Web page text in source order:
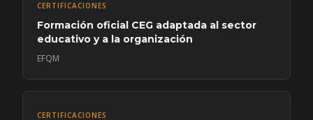
CERTIFICACIONES
Formación oficial CEG adaptada al sector
educativo y a la organización
EFQM
CERTIFICACIONES